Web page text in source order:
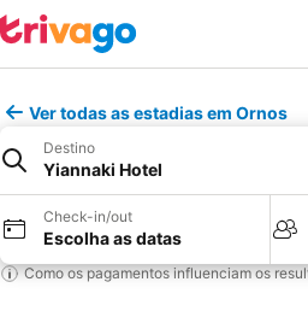
Ver todas as estadias em Ornos
Destino
Yiannaki Hotel
Check-in/out
Escolha as datas
Como os pagamentos influenciam os